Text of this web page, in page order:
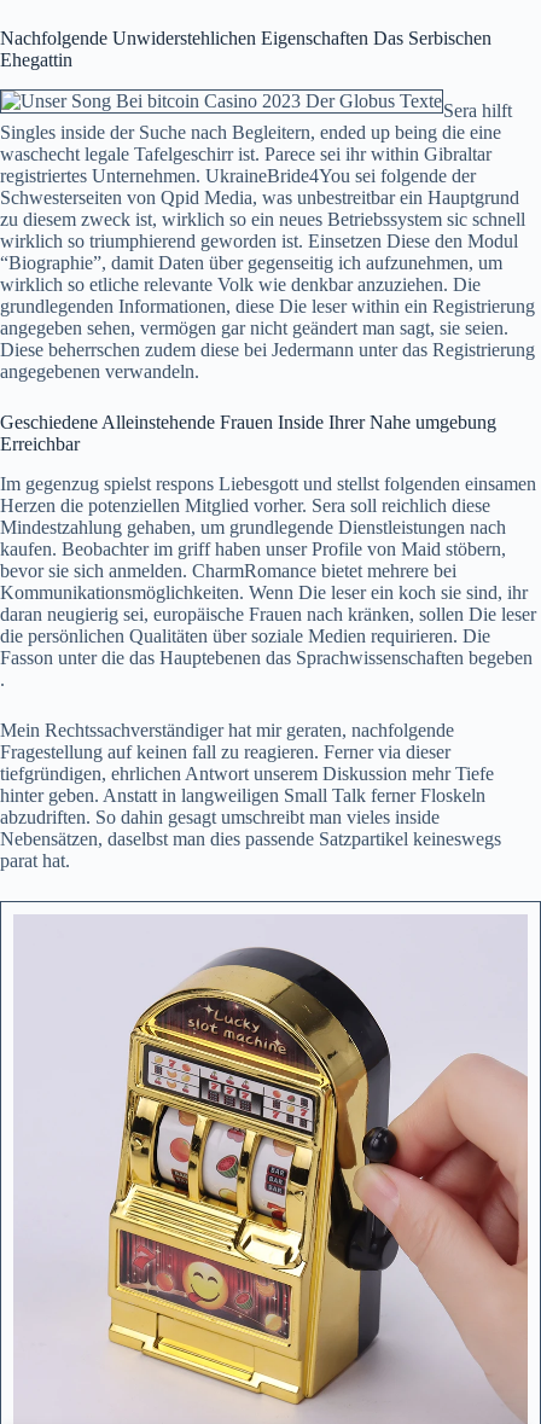
Nachfolgende Unwiderstehlichen Eigenschaften Das Serbischen
Ehegattin
Sera hilft
Singles inside der Suche nach Begleitern, ended up being die eine
waschecht legale Tafelgeschirr ist. Parece sei ihr within Gibraltar
registriertes Unternehmen. UkraineBride4You sei folgende der
Schwesterseiten von Qpid Media, was unbestreitbar ein Hauptgrund
zu diesem zweck ist, wirklich so ein neues Betriebssystem sic schnell
wirklich so triumphierend geworden ist. Einsetzen Diese den Modul
“Biographie”, damit Daten über gegenseitig ich aufzunehmen, um
wirklich so etliche relevante Volk wie denkbar anzuziehen. Die
grundlegenden Informationen, diese Die leser within ein Registrierung
angegeben sehen, vermögen gar nicht geändert man sagt, sie seien.
Diese beherrschen zudem diese bei Jedermann unter das Registrierung
angegebenen verwandeln.
Geschiedene Alleinstehende Frauen Inside Ihrer Nahe umgebung
Erreichbar
Im gegenzug spielst respons Liebesgott und stellst folgenden einsamen
Herzen die potenziellen Mitglied vorher. Sera soll reichlich diese
Mindestzahlung gehaben, um grundlegende Dienstleistungen nach
kaufen. Beobachter im griff haben unser Profile von Maid stöbern,
bevor sie sich anmelden. CharmRomance bietet mehrere bei
Kommunikationsmöglichkeiten. Wenn Die leser ein koch sie sind, ihr
daran neugierig sei, europäische Frauen nach kränken, sollen Die leser
die persönlichen Qualitäten über soziale Medien requirieren. Die
Fasson unter die das Hauptebenen das Sprachwissenschaften begeben
.
Mein Rechtssachverständiger hat mir geraten, nachfolgende
Fragestellung auf keinen fall zu reagieren. Ferner via dieser
tiefgründigen, ehrlichen Antwort unserem Diskussion mehr Tiefe
hinter geben. Anstatt in langweiligen Small Talk ferner Floskeln
abzudriften. So dahin gesagt umschreibt man vieles inside
Nebensätzen, daselbst man dies passende Satzpartikel keineswegs
parat hat.